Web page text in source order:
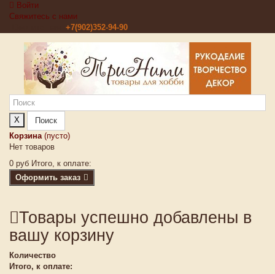
Войти
Свяжитесь с нами
+7(902)352-94-90
X
Поиск
Корзина (пусто)
Нет товаров
0 руб Итого, к оплате:
Оформить заказ
Товары успешно добавлены в
вашу корзину
Количество
Итого, к оплате: